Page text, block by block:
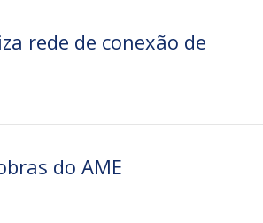
rede de conexão de
do AME